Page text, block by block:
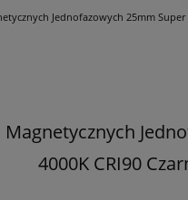
Jednofazowych 25mm Super
4000K CRI90